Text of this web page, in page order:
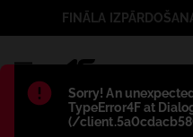
Błąd:
Sorry! An
TypeError4F at
(/
FINĀLA